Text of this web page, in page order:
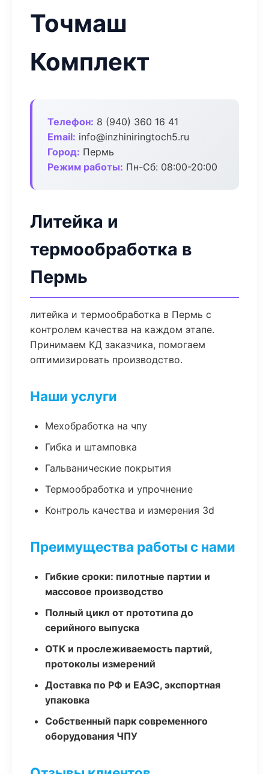
Точмаш
Комплект
Телефон: 8 (940) 360 16 41
Email: info@inzhiniringtoch5.ru
Город: Пермь
Режим работы: Пн-Сб: 08:00-20:00
Литейка и
термообработка в
Пермь
литейка и термообработка в Пермь с
контролем качества на каждом этапе.
Принимаем КД заказчика, помогаем
оптимизировать производство.
Наши услуги
Мехобработка на чпу
Гибка и штамповка
Гальванические покрытия
Термообработка и упрочнение
Контроль качества и измерения 3d
Преимущества работы с нами
Гибкие сроки: пилотные партии и
массовое производство
Полный цикл от прототипа до
серийного выпуска
ОТК и прослеживаемость партий,
протоколы измерений
Доставка по РФ и ЕАЭС, экспортная
упаковка
Собственный парк современного
оборудования ЧПУ